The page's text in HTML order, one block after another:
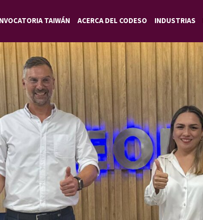
TAIWÁN ACERCA DEL CODESO INDUSTRIAS